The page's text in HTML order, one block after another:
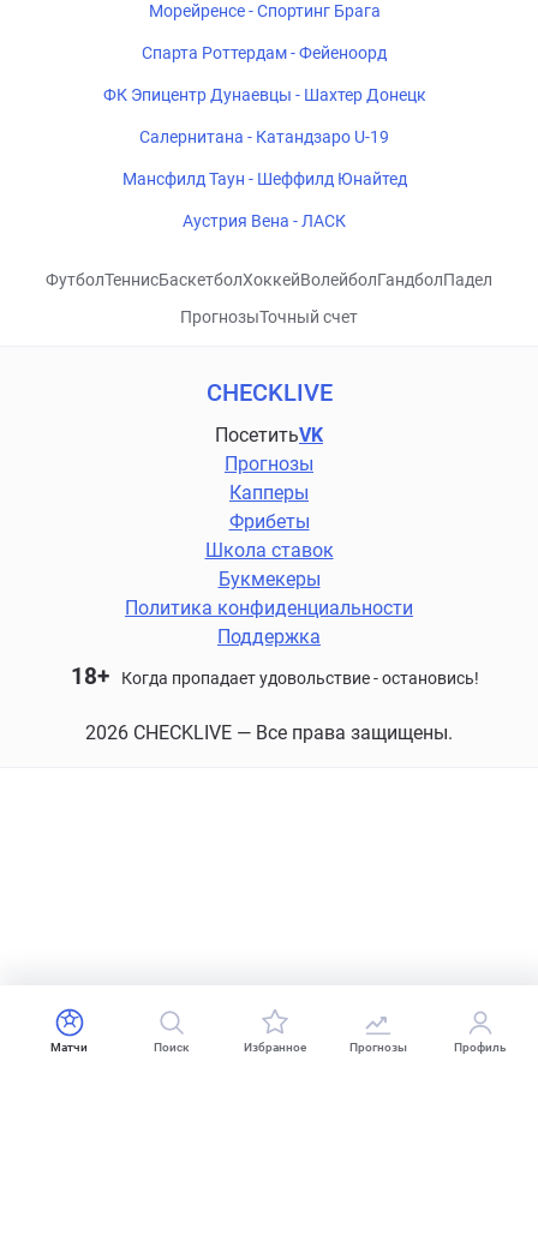
Морейренсе - Спортинг Брага
Спарта Роттердам - Фейеноорд
ФК Эпицентр Дунаевцы - Шахтер Донецк
Салернитана - Катандзаро U-19
Мансфилд Таун - Шеффилд Юнайтед
Аустрия Вена - ЛАСК
ФутболТеннисБаскетболХоккейВолейболГандболПадел
ПрогнозыТочный счет
CHECKLIVE
ПосетитьVK
Прогнозы
Капперы
Фрибеты
Школа ставок
Букмекеры
Политика конфиденциальности
Поддержка
18+ Когда пропадает удовольствие - остановись!
2026 CHECKLIVE — Все права защищены.
Матчи Поиск Избранное Прогнозы Профиль